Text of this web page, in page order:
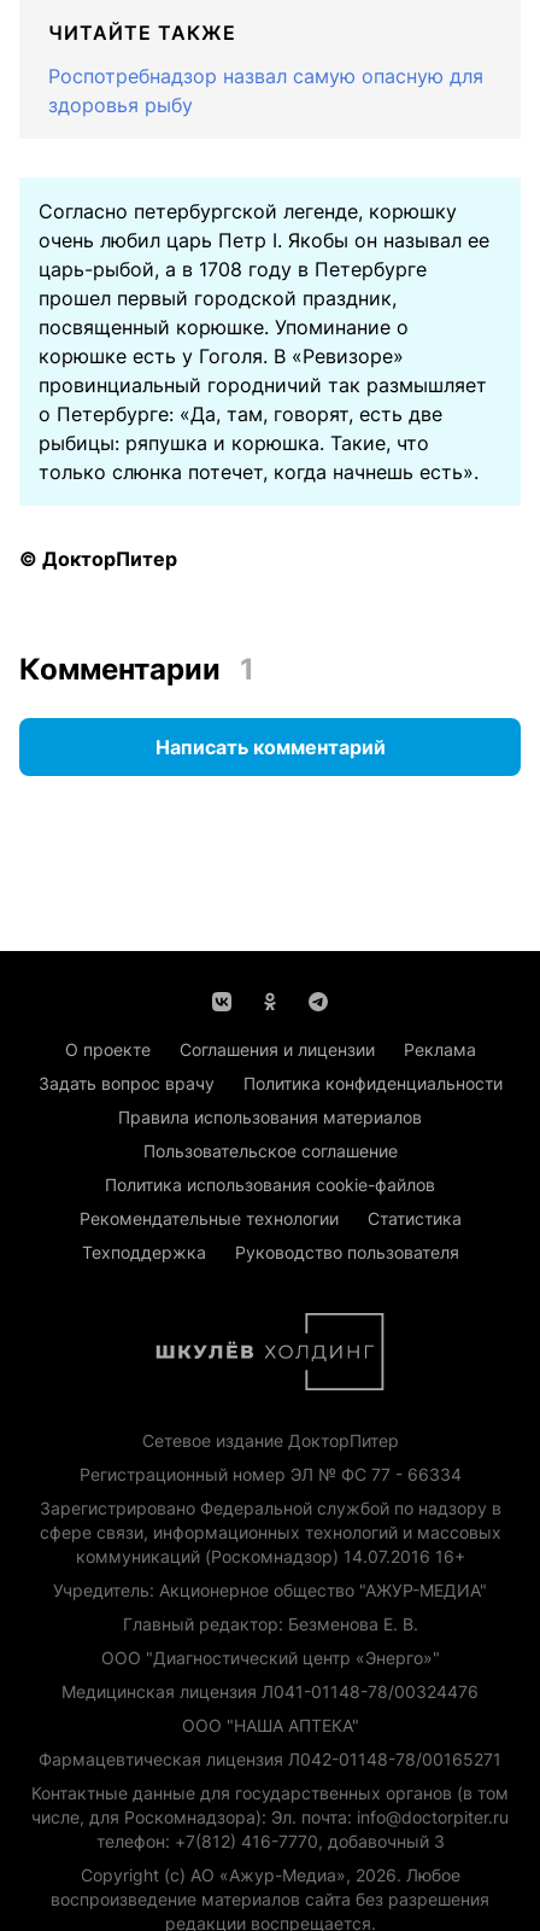
ЧИТАЙТЕ ТАКЖЕ
Роспотребнадзор назвал самую опасную для
здоровья рыбу
Согласно петербургской легенде, корюшку
очень любил царь Петр I. Якобы он называл ее
царь-рыбой, а в 1708 году в Петербурге
прошел первый городской праздник,
посвященный корюшке. Упоминание о
корюшке есть у Гоголя. В «Ревизоре»
провинциальный городничий так размышляет
о Петербурге: «Да, там, говорят, есть две
рыбицы: ряпушка и корюшка. Такие, что
только слюнка потечет, когда начнешь есть».
© ДокторПитер
Комментарии 1
Написать комментарий
О проекте Соглашения и лицензии
Реклама
Задать вопрос врачу
Политика конфиденциальности
Правила использования материалов
Пользовательское соглашение
Политика использования cookie-файлов
Рекомендательные технологии
Статистика
Техподдержка
Руководство пользователя
Сетевое издание ДокторПитер
Регистрационный номер ЭЛ № ФС 77 - 66334
Зарегистрировано Федеральной службой по надзору в
сфере связи, информационных технологий и массовых
коммуникаций (Роскомнадзор) 14.07.2016 16+
Учредитель: Акционерное общество "АЖУР-МЕДИА"
Главный редактор: Безменова Е. В.
ООО "Диагностический центр «Энерго»"
Медицинская лицензия Л041-01148-78/00324476
ООО "НАША АПТЕКА"
Фармацевтическая лицензия Л042-01148-78/00165271
Контактные данные для государственных органов (в том
числе, для Роскомнадзора): Эл. почта: info@doctorpiter.ru
телефон: +7(812) 416-7770, добавочный 3
Copyright (с) АО «Ажур-Медиа», 2026. Любое
воспроизведение материалов сайта без разрешения
редакции воспрещается.